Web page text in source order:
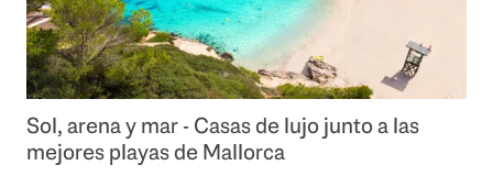
Sol, arena y mar - Casas de lujo junto a las
mejores playas de Mallorca